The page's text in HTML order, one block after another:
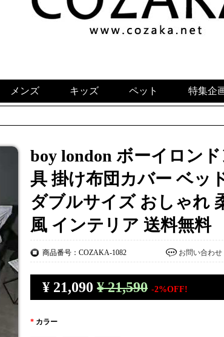
メンズ キッズ ペット 特集企
boy london ボーイロン
具 掛け布団カバー ベッ
ダブルサイズ おしゃれ
風 インテリア 送料無料
商品番号：COZAKA-1082 お問い合わせ
¥ 21,090 ¥ 21,590 -2%OFF!
* カラー